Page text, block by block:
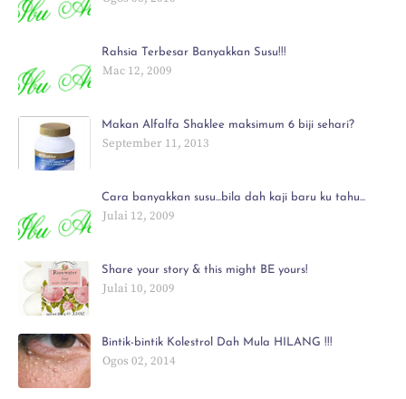
Rahsia Terbesar Banyakkan Susu!!!
Mac 12, 2009
Makan Alfalfa Shaklee maksimum 6 biji sehari?
September 11, 2013
Cara banyakkan susu...bila dah kaji baru ku tahu...
Julai 12, 2009
Share your story & this might BE yours!
Julai 10, 2009
Bintik-bintik Kolestrol Dah Mula HILANG !!!
Ogos 02, 2014